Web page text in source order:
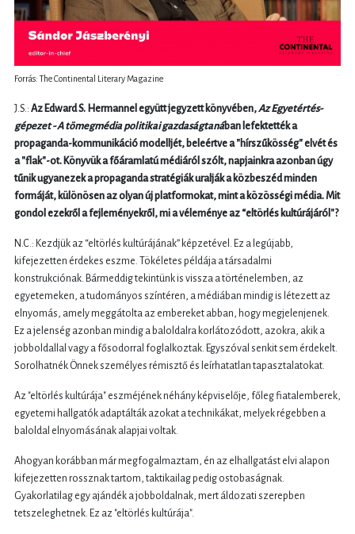
Forrás: The Continental Literary Magazine
J.S.: Az Edward S. Hermannel együtt jegyzett könyvében,Az Egyetértés-
gépezet - A tömegmédia politikai gazdaságtanában lefektették a
propaganda-kommunikáció modelljét, beleértve a "hírszűkösség" elvét és
a "flak"-ot. Könyvük a főáramlatú médiáról szólt, napjainkra azonban úgy
tűnik ugyanezek a propaganda stratégiák uralják a közbeszéd minden
formáját, különösen az olyan új platformokat, mint a közösségi média. Mit
gondol ezekről a fejleményekről, mi a véleménye az “eltörlés kultúrájáról"?
N.C.: Kezdjük az “eltörlés kultúrájának” képzetével. Ez a legújabb,
kifejezetten érdekes eszme. Tökéletes példája a társadalmi
konstrukciónak. Bármeddig tekintünk is vissza a történelemben, az
egyetemeken, a tudományos színtéren, a médiában mindig is létezett az
elnyomás, amely meggátolta az embereket abban, hogy megjelenjenek.
Ez a jelenség azonban mindig a baloldalra korlátozódott, azokra, akik a
jobboldallal vagy a fősodorral foglalkoztak. Egyszóval senkit sem érdekelt.
Sorolhatnék Önnek személyes rémisztő és leírhatatlan tapasztalatokat.
Az "eltörlés kultúrája" eszméjének néhány képviselője, főleg fiatalemberek,
egyetemi hallgatók adaptálták azokat a technikákat, melyek régebben a
baloldal elnyomásának alapjai voltak.
Ahogyan korábban már megfogalmaztam, én az elhallgatást elvi alapon
kifejezetten rossznak tartom, taktikailag pedig ostobaságnak.
Gyakorlatilag egy ajándék a jobboldalnak, mert áldozati szerepben
tetszeleghetnek. Ez az "eltörlés kultúrája".